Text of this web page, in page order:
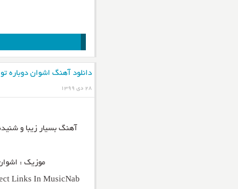
دانلود آهنگ اشوان دوباره تو
۲۸ دی ۱۳۹۹
آهنگ بسیار زیبا و
موزیک :
Links In MusicNab